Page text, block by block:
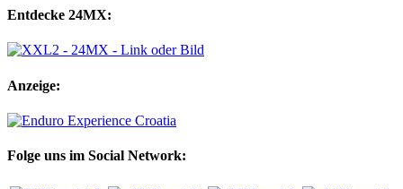
Entdecke 24MX:
Anzeige:
Folge uns im Social Network: